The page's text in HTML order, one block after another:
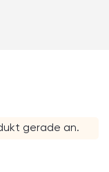
gerade an.